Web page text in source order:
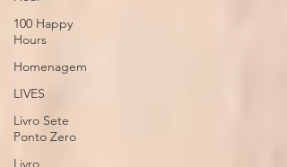
100 Happy
Hours
Homenagem
LIVES
Livro Sete
Ponto Zero
Livro